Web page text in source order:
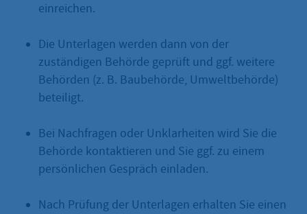
einreichen.
Die Unterlagen werden dann von der
zuständigen Behörde geprüft und ggf. weitere
Behörden (z. B. Baubehörde, Umweltbehörde)
beteiligt.
Bei Nachfragen oder Unklarheiten wird Sie die
Behörde kontaktieren und Sie ggf. zu einem
persönlichen Gespräch einladen.
Nach Prüfung der Unterlagen erhalten Sie einen